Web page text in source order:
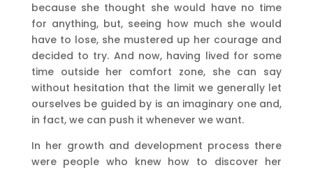
because she thought she would have no time
for anything, but, seeing how much she would
have to lose, she mustered up her courage and
decided to try. And now, having lived for some
time outside her comfort zone, she can say
without hesitation that the limit we generally let
ourselves be guided by is an imaginary one and,
in fact, we can push it whenever we want.
In her growth and development process there
were people who knew how to discover her